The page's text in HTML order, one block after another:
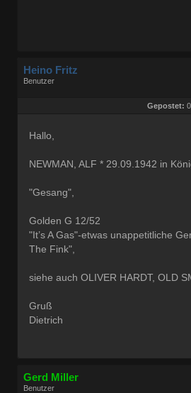
Heino Fritz
Benutzer
Gepostet:
Hallo,
NEWMAN, ALF * 29.09.1942 in
"Gesang",
Golden G 12/52
"It’s A Gas"-etwas unappetitliche
The Fink",
siehe auch OLIVER HARDT, OLD
Gruß
Dietrich
Gerd Miller
Benutzer